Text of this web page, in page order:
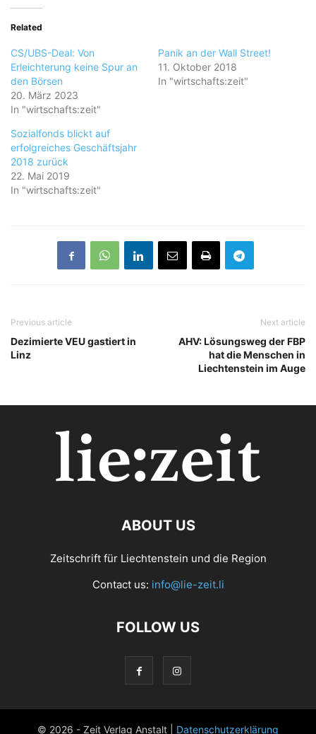
Related
CS/UBS-Deal: Von
Erleichterung keine Spur an
den Börsen
20. März 2023
In "wirtschafts:zeit"
Panik an der Wall Street!
11. Oktober 2018
In "wirtschafts:zeit"
Sozialfonds blickt auf
erfolgreiches Geschäftsjahr
2018 zurück
22. Mai 2019
In "wirtschafts:zeit"
Previous article
Dezimierte VEU gastiert in
Linz
Next article
AHV: Lösungsweg der FBP
hat die Menschen in
Liechtenstein im Auge
ABOUT US
Zeitschrift für Liechtenstein und die Region
Contact us: info@lie-zeit.li
FOLLOW US
© 2026 - Zeit Verlag Anstalt | Datenschutzerklärung